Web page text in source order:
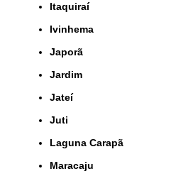
Itaquiraí
Ivinhema
Japorã
Jardim
Jateí
Juti
Laguna Carapã
Maracaju